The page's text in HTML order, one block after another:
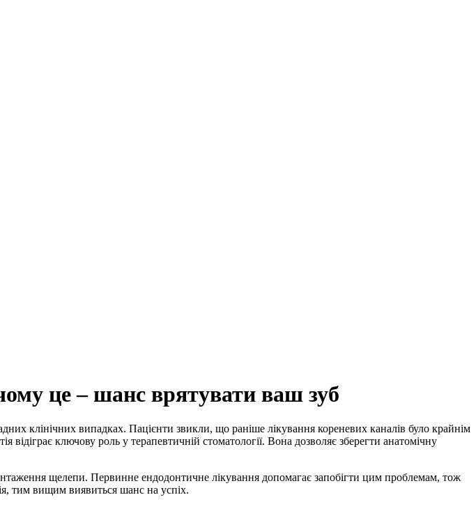
це – шанс врятувати ваш зуб
клінічних випадках. Пацієнти звикли, що раніше лікування кореневих каналів було крайнім
ключову роль у терапевтичній стоматології. Вона дозволяє зберегти анатомічну
щелепи. Первинне ендодонтичне лікування допомагає запобігти цим проблемам, тож
тим вищим виявиться шанс на успіх.